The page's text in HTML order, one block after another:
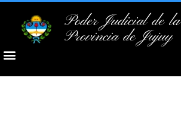
Poder Judicial de la
Provincia de Jujuy